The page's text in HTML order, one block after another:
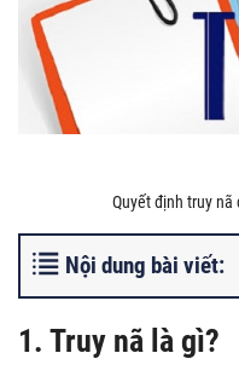
Quyết định truy
Nội dung bài viết:
1. Truy nã là gì?